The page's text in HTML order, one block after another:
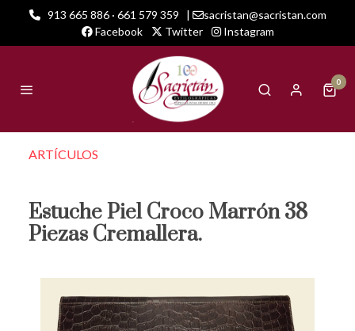
913 665 886 · 661 579 359 |
sacristan@sacristan.com
Facebook
Twitter Instagram
0
ARTÍCULOS
Estuche Piel Croco Marrón 38
Piezas Cremallera.